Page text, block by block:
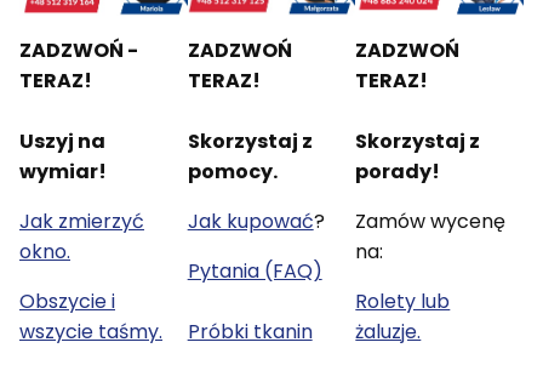
ZADZWOŃ -
TERAZ!
Uszyj na
wymiar!
Jak zmierzyć
okno.
Obszycie i
wszycie taśmy.
ZADZWOŃ
TERAZ!
Skorzystaj z
pomocy.
Jak kupować?
Pytania (FAQ)
Próbki tkanin
ZADZWOŃ
TERAZ!
Skorzystaj z
porady!
Zamów wycenę
na:
Rolety lub
żaluzje.